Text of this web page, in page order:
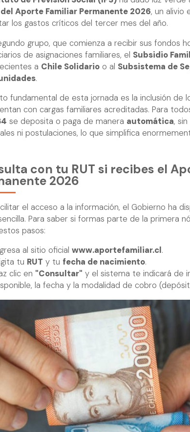
Aporte Familiar Permanente 2026, un alivio
los gastos críticos del tercer mes del año.
grupo, que comienza a recibir sus fondos
de asignaciones familiares, el Subsidio
a Chile Solidario o al Subsistema de
.
fundamental de esta jornada es la inclusión de
con cargas familiares acreditadas. Para
se deposita o paga de manera automática,
ni postulaciones, lo que simplifica
con tu RUT si recibes el
2026
el acceso a la información, el Gobierno ha
Para saber si formas parte de la primera
pasos:
al sitio oficial www.aportefamiliar.cl.
tu RUT y tu fecha de nacimiento.
clic en "Consultar" y el sistema te indicará de
la fecha y la modalidad de cobro